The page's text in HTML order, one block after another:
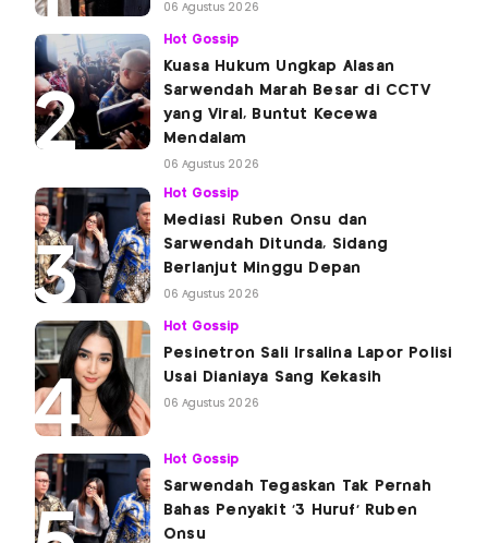
06 Agustus 2026
Hot Gossip
Kuasa Hukum Ungkap Alasan
Sarwendah Marah Besar di CCTV
yang Viral, Buntut Kecewa
Mendalam
06 Agustus 2026
Hot Gossip
Mediasi Ruben Onsu dan
Sarwendah Ditunda, Sidang
Berlanjut Minggu Depan
06 Agustus 2026
Hot Gossip
Pesinetron Sali Irsalina Lapor Polisi
Usai Dianiaya Sang Kekasih
06 Agustus 2026
Hot Gossip
Sarwendah Tegaskan Tak Pernah
Bahas Penyakit '3 Huruf' Ruben
Onsu